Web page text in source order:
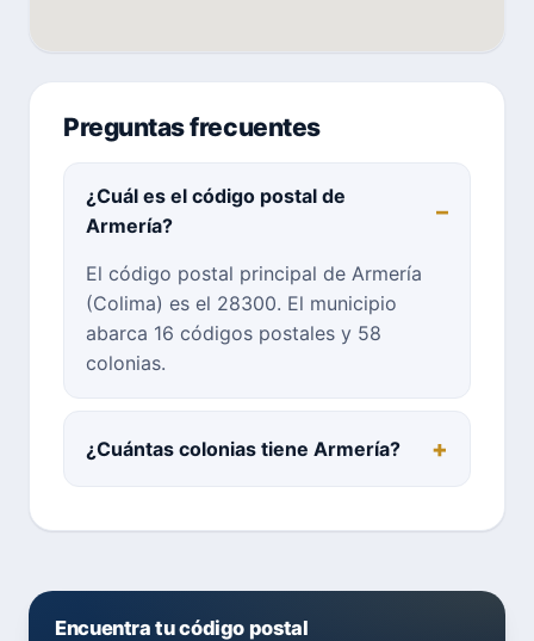
Preguntas frecuentes
¿Cuál es el código postal de
Armería?
El código postal principal de Armería
(Colima) es el 28300. El municipio
abarca 16 códigos postales y 58
colonias.
¿Cuántas colonias tiene Armería?
Encuentra tu código postal